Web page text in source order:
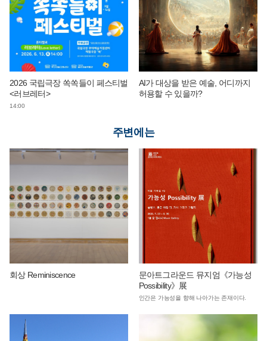
2026 국립극장 쏙쏙들이 페스티벌
<러브레터>
14:00
AI가 대상을 받은 예술, 어디까지
허용할 수 있을까?
주변에는
회상 Reminiscence
문아트그라운드 뮤지엄《가능성
Possibility》展
인간은 가능성을 향해 나아가는 존재이다.